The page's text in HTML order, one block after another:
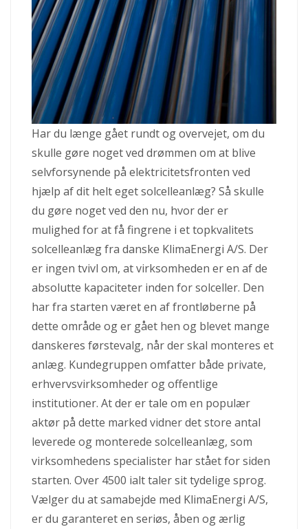
Har du længe gået rundt og overvejet, om du
skulle gøre noget ved drømmen om at blive
selvforsynende på elektricitetsfronten ved
hjælp af dit helt eget solcelleanlæg? Så skulle
du gøre noget ved den nu, hvor der er
mulighed for at få fingrene i et topkvalitets
solcelleanlæg fra danske KlimaEnergi A/S. Der
er ingen tvivl om, at virksomheden er en af de
absolutte kapaciteter inden for solceller. Den
har fra starten været en af frontløberne på
dette område og er gået hen og blevet mange
danskeres førstevalg, når der skal monteres et
anlæg. Kundegruppen omfatter både private,
erhvervsvirksomheder og offentlige
institutioner. At der er tale om en populær
aktør på dette marked vidner det store antal
leverede og monterede solcelleanlæg, som
virksomhedens specialister har stået for siden
starten. Over 4500 ialt taler sit tydelige sprog.
Vælger du at samabejde med KlimaEnergi A/S,
er du garanteret en seriøs, åben og ærlig